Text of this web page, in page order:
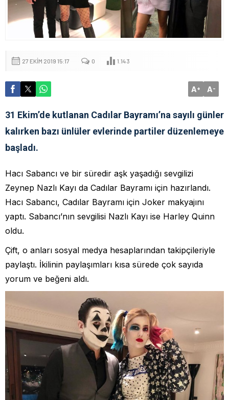
27 EKIM 2019 15:17 0 1.143
A+ A-
31 Ekim’de kutlanan Cadılar Bayramı’na sayılı günler
kalırken bazı ünlüler evlerinde partiler düzenlemeye
başladı.
Hacı Sabancı ve bir süredir aşk yaşadığı sevgilizi
Zeynep Nazlı Kayı da Cadılar Bayramı için hazırlandı.
Hacı Sabancı, Cadılar Bayramı için Joker makyajını
yaptı. Sabancı’nın sevgilisi Nazlı Kayı ise Harley Quinn
oldu.
Çift, o anları sosyal medya hesaplarından takipçileriyle
paylaştı. İkilinin paylaşımları kısa sürede çok sayıda
yorum ve beğeni aldı.